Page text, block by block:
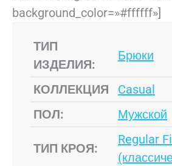
background_color=»#ffffff»]
ТИП
ИЗДЕЛИЯ:
Брюки
КОЛЛЕКЦИЯ
Casual
ПОЛ:
Мужской
ТИП КРОЯ:
Regular